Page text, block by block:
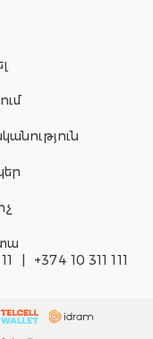
+374 10 311 111